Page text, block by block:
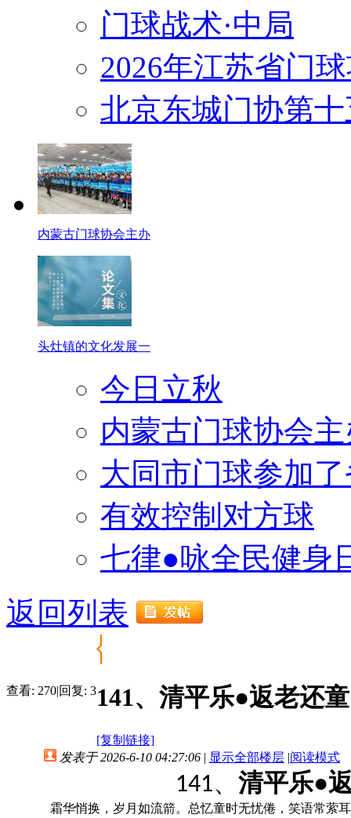
门球战术·中局
2026年江苏省门
北京东城门协第
内蒙古门球协会主办
头灶镇的文化发展一
今日立秋
内蒙古门球协会
大同市门球参加
有效控制对方球
七律●咏全民健身
返回列表
查看: 270|回复: 3141、清平乐●返老还童
[复制链接]
发表于 2026-6-10 04:27:06 | 显示全部楼层 |阅读模式
141、 清平乐●
霜华悄换，岁月如流箭。总忆童时无忧倦，笑语常萦